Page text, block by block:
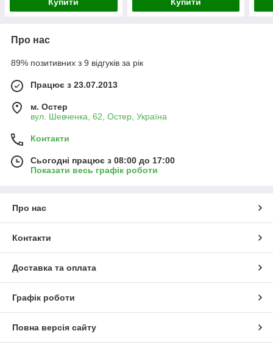
Про нас
89% позитивних з 9 відгуків за рік
Працює з 23.07.2013
м. Остер
вул. Шевченка, 62, Остер, Україна
Контакти
Сьогодні працює з 08:00 до 17:00
Показати весь графік роботи
Про нас
Контакти
Доставка та оплата
Графік роботи
Повна версія сайту